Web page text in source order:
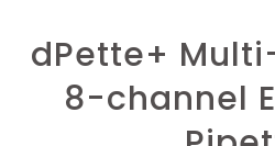
dPette+
8-channel